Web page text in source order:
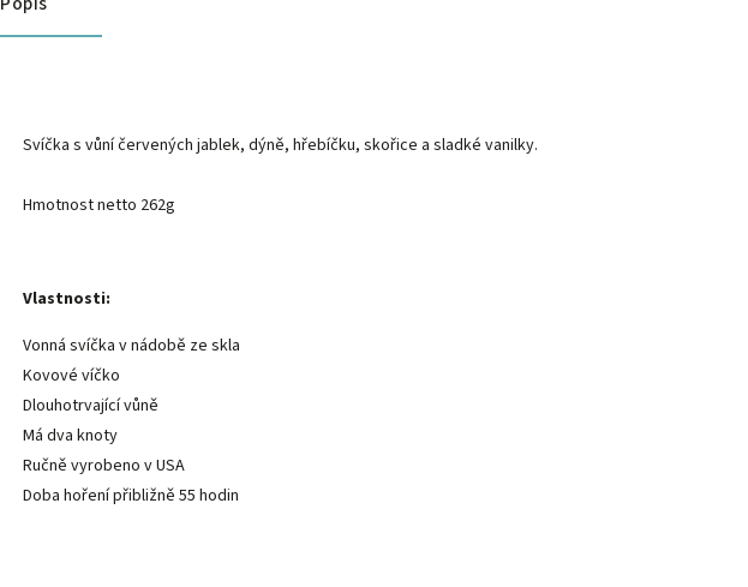
Svíčka s vůní červených jablek, dýně, hřebíčku, skořice a sladké vanilky.
Hmotnost netto 262g
Vlastnosti:
Vonná svíčka v nádobě ze skla
Kovové víčko
Dlouhotrvající vůně
Má dva knoty
Ručně vyrobeno v USA
Doba hoření přibližně 55 hodin